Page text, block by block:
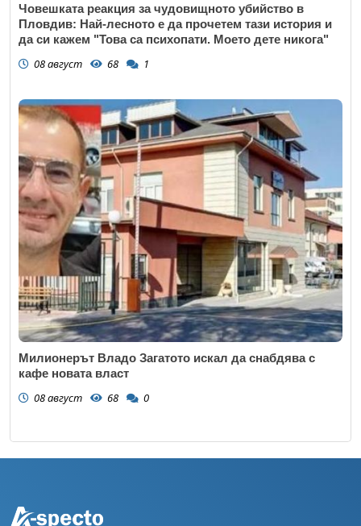
Човешката реакция за чудовищното убийство в
Пловдив: Най-лесното е да прочетем тази история и
да си кажем "Това са психопати. Моето дете никога"
08 август 68 1
Милионерът Владо Загатото искал да снабдява с
кафе новата власт
08 август 68 0